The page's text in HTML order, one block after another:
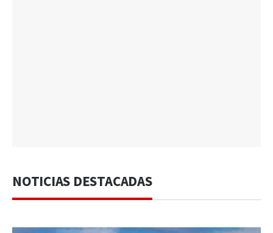
NOTICIAS DESTACADAS